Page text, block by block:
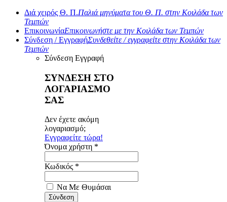
Διά χειρός Θ. Π.Παλιά μηνύματα του Θ. Π. στην Κοιλάδα των
Τεμπών
ΕπικοινωνίαΕπικοινωνήστε με την Κοιλάδα των Τεμπών
Σύνδεση / ΕγγραφήΣυνδεθείτε / εγγραφείτε στην Κοιλάδα των
Τεμπών
Σύνδεση Εγγραφή
ΣΥΝΔΕΣΗ ΣΤΟ
ΛΟΓΑΡΙΑΣΜΟ
ΣΑΣ
Δεν έχετε ακόμη
λογαριασμό;
Εγγραφείτε τώρα!
Όνομα χρήστη *
Κωδικός *
Να Με Θυμάσαι